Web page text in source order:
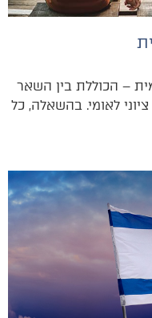
– הכוללת בין השאר
לאומי. בהשאלה, כל